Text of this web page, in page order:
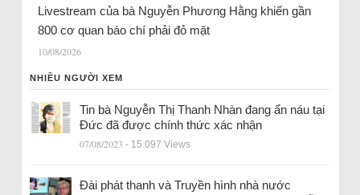
Livestream của bà Nguyễn Phương Hằng khiến gần
800 cơ quan báo chí phải đỏ mặt
10/08/2026
NHIỀU NGƯỜI XEM
Tin bà Nguyễn Thị Thanh Nhàn đang ẩn náu tại
Đức đã được chính thức xác nhận
07/08/2023 - 15.097 Views
Đài phát thanh và Truyền hình nhà nước